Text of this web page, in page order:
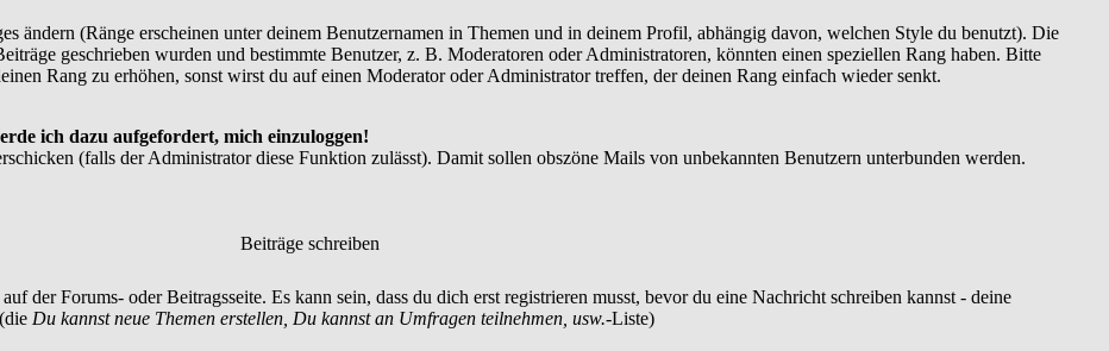
ändern (Ränge erscheinen unter deinem Benutzernamen in Themen und in deinem Profil, abhängig davon, welchen Style du benutzt). Die
geschrieben wurden und bestimmte Benutzer, z. B. Moderatoren oder Administratoren, könnten einen speziellen Rang haben. Bitte
Rang zu erhöhen, sonst wirst du auf einen Moderator oder Administrator treffen, der deinen Rang einfach wieder senkt.
ich dazu aufgefordert, mich einzuloggen!
(falls der Administrator diese Funktion zulässt). Damit sollen obszöne Mails von unbekannten Benutzern unterbunden werden.
Beiträge schreiben
der Forums- oder Beitragsseite. Es kann sein, dass du dich erst registrieren musst, bevor du eine Nachricht schreiben kannst - deine
Du kannst neue Themen erstellen, Du kannst an Umfragen teilnehmen, usw.-Liste)